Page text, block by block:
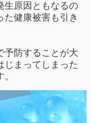
生原因ともなるの
た健康被害も引き
予防することが大
じまってしまった